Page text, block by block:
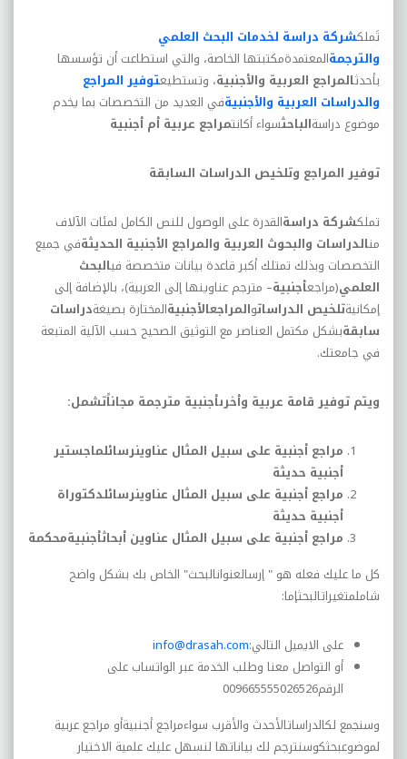
تَملكشركة دراسة لخدمات البحث العلمي
والترجمةالمعتمدةمكتبتها الخاصة، والتي استطاعت أن تؤسسها
بأحدثالمراجع العربية والأجنبية، وتستطيعتوفير المراجع
والدراسات العربية والأجنبيةفي العديد من التخصصات بما يخدم
موضوع دراسةالباحثسواء أكانتمراجع عربية أم أجنبية
توفير المراجع وتلخيص الدراسات السابقة
تملكشركة دراسةالقدرة على الوصول للنص الكامل لمئات الآلاف
منالدراسات والبحوث العربية والمراجع الأجنبية الحديثةفي جميع
التخصصات وبذلك تمتلك أكبر قاعدة بيانات متخصصة فيالبحث
العلمي(مراجعأجنبية– مترجم عناوينها إلى العربية)، بالإضافة إلى
إمكانيةتلخيص الدراساتوالمراجعالأجنبيةالمختارة بصيغةدراسات
سابقةبشكل مكتمل العناصر مع التوثيق الصحيح حسب الآلية المتبعة
في جامعتك.
ويتم توفير قامة عربية وأخرىأجنبية مترجمة مجاناًتشمل:
مراجع أجنبية على سبيل المثال عناوينرسائلماجستير
أجنبية حديثة
مراجع أجنبية على سبيل المثال عناوينرسائلدكتوراة
أجنبية حديثة
مراجع أجنبية على سبيل المثال عناوين أبحاثأجنبيةمحكمة
كل ما عليك فعله هو " إرسالعنوانالبحث" الخاص بك بشكل واضح
شاملمتغيراتالبحثإما:
على الايميل التالي:
info@drasah.com
أو التواصل معنا وطلب الخدمة عبر الواتساب على
الرقم009665555026526
وسنجمع لكالدراساتالأحدث والأقرب سواءمراجع أجنبيةأو مراجع عربية
لموضوعبحثكوسنترجم لك بياناتها لنسهل عليك علمية الاختيار